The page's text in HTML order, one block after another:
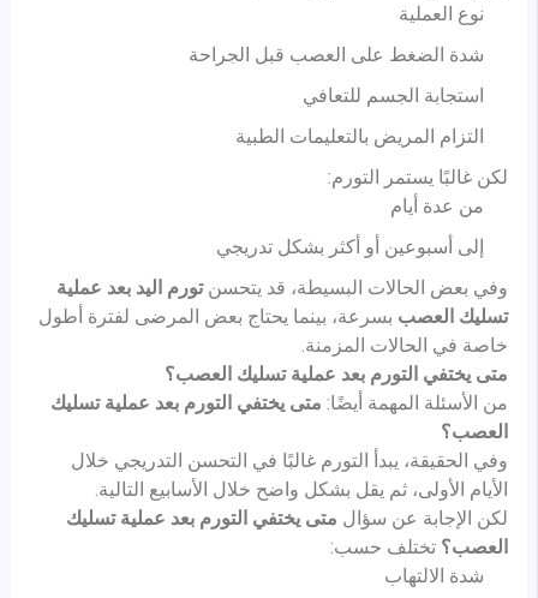
نوع العملية
شدة الضغط على العصب قبل الجراحة
استجابة الجسم للتعافي
التزام المريض بالتعليمات الطبية
لكن غالبًا يستمر التورم:
من عدة أيام
إلى أسبوعين أو أكثر بشكل تدريجي
وفي بعض الحالات البسيطة، قد يتحسنتورم اليد بعد عملية
تسليك العصب بسرعة، بينما يحتاج بعض المرضى لفترة أطول
خاصة في الحالات المزمنة.
متى يختفي التورم بعد عملية تسليك العصب؟
من الأسئلة المهمة أيضًا: متى يختفي التورم بعد عملية تسليك
العصب؟
وفي الحقيقة، يبدأ التورم غالبًا في التحسن التدريجي خلال
الأيام الأولى، ثم يقل بشكل واضح خلال الأسابيع التالية.
لكن الإجابة عن سؤال متى يختفي التورم بعد عملية تسليك
العصب؟ تختلف حسب:
شدة الالتهاب